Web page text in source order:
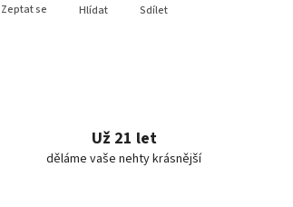
Zeptat se Hlídat Sdílet
Už 21 let
děláme vaše nehty krásnější